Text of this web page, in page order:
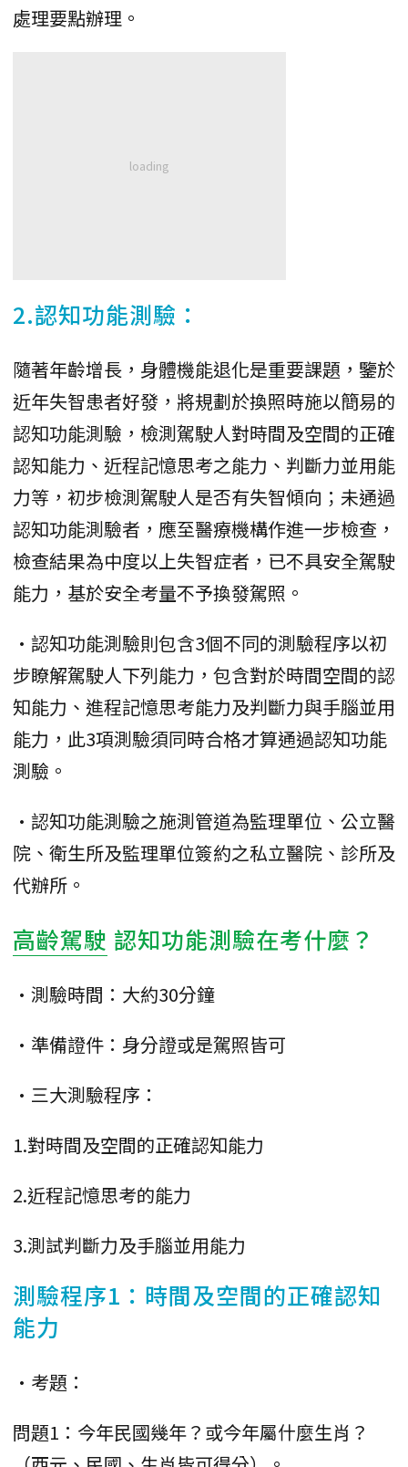
處理要點辦理。
2.認知功能測驗：
隨著年齡增長，身體機能退化是重要課題，鑒於
近年失智患者好發，將規劃於換照時施以簡易的
認知功能測驗，檢測駕駛人對時間及空間的正確
認知能力、近程記憶思考之能力、判斷力並用能
力等，初步檢測駕駛人是否有失智傾向；未通過
認知功能測驗者，應至醫療機構作進一步檢查，
檢查結果為中度以上失智症者，已不具安全駕駛
能力，基於安全考量不予換發駕照。
•認知功能測驗則包含3個不同的測驗程序以初
步瞭解駕駛人下列能力，包含對於時間空間的認
知能力、進程記憶思考能力及判斷力與手腦並用
能力，此3項測驗須同時合格才算通過認知功能
測驗。
•認知功能測驗之施測管道為監理單位、公立醫
院、衛生所及監理單位簽約之私立醫院、診所及
代辦所。
高齡駕駛 認知功能測驗在考什麼？
•測驗時間：大約30分鐘
•準備證件：身分證或是駕照皆可
•三大測驗程序：
1.對時間及空間的正確認知能力
2.近程記憶思考的能力
3.測試判斷力及手腦並用能力
測驗程序1：時間及空間的正確認知
能力
•考題：
問題1：今年民國幾年？或今年屬什麼生肖？